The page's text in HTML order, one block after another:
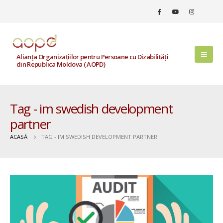
Alianța Organizațiilor pentru Persoane cu Dizabilități
din Republica Moldova ( AOPD)
Tag - im swedish development
partner
ACASĂ TAG - IM SWEDISH DEVELOPMENT PARTNER